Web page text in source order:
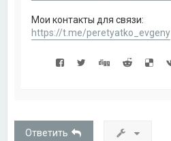
Мои контакты для связи:
https://t.me/peretyatko_evgeny
Ответить